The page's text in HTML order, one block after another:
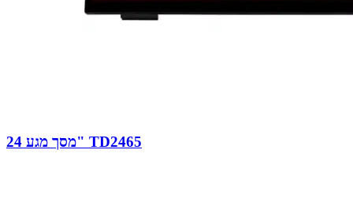
מסך מגע 24" TD2465